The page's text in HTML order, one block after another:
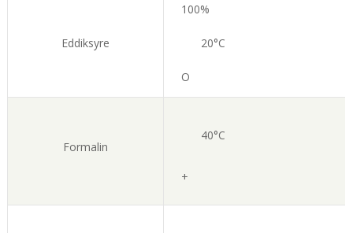
Eddiksyre
100%
20°C
O
Formalin
40°C
+